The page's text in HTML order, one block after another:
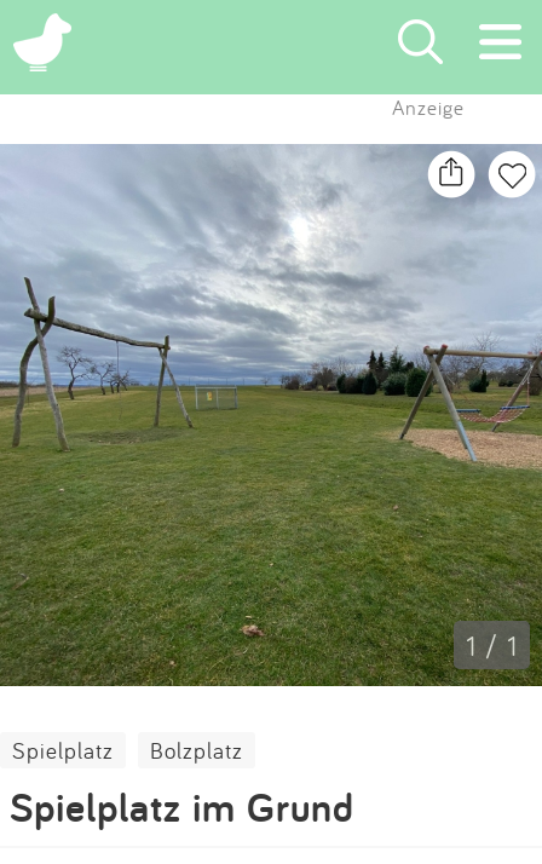
×
Suchen
Eintragen
App
Blog
Partner
Kontakt
Impressum
Anmelden
Anzeige
1 / 1
Spielplatz Bolzplatz
Spielplatz im Grund